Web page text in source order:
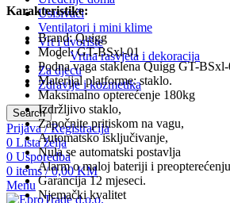
Usisivači
Ventilatori i mini klime
Vrt i dvorište
Vrtna rasvjeta i dekoracija
Za djecu
Zdravlje i kozmetika
Search
Prijava / Registracija
0 Lista želja
0 Usporedba
0 items / 0,00KM
Menu
Karakteristike:
Brand: Quigg
Model: GT-BSxl-01
Podna vaga staklena Quigg GT-BSxl-
Materijal platforme: staklo.
Maksimalno opterećenje 180kg
Izdržljivo staklo,
Započnite pritiskom na vagu,
Automatsko isključivanje,
Nula se automatski postavlja
Alarm o maloj bateriji i preopterećenju
Garancija 12 mjeseci.
Njemački kvalitet